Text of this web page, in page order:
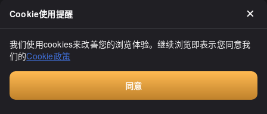
于这次的行程安排，很难去“蘑菇王国”，所以我询问是否有其他地方
间得知他们将在小樽都通商店街的早市上设摊，所以我们决定直接从
生产商那里购买。在拱顶商店街的众多店铺中，我们一直走到最深
处，找到了“滝下农园”的摊位。我们寻找的天然蜂蜜当然有，而且还
有鸡蛋、布丁、水果（蓝莓）、蔬菜等。那天，摊位上的是“滝下养蜂
园”的老板娘，她非常耐心地向我们解释了蜂蜜的情况，让我们感到非
常高兴。 ● 亚洲蜂蜜（600克） 2,400日元 ● 夏季百花蜜（600克）
1,800日元 ● 蜂蜜布丁 ● 鸡蛋布丁 除了购买蜂蜜，我们还逛其他店
ハラヒデ
3.60
2021年4月的地点已经不再营业，就在"フゴツペ温泉"旁边。在访问
时需要打电话。我在这里购买了鸡蛋，10个400日元。这家店似乎是
之百花蜜"。通常我会买阿卡西亚蜜，但我喜欢这个名字，想着它包含
了很多北海道的花蜜，所以购买了它。味道非常浓郁，香气扑鼻。谢
Cookie使用提醒
我们使用cookies来改善您的浏览体验。继续浏览即表示您同意我
们的Cookie政策
同意